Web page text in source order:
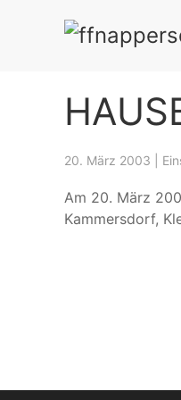
20. März 2003
Am 20. März
Kammersdorf,